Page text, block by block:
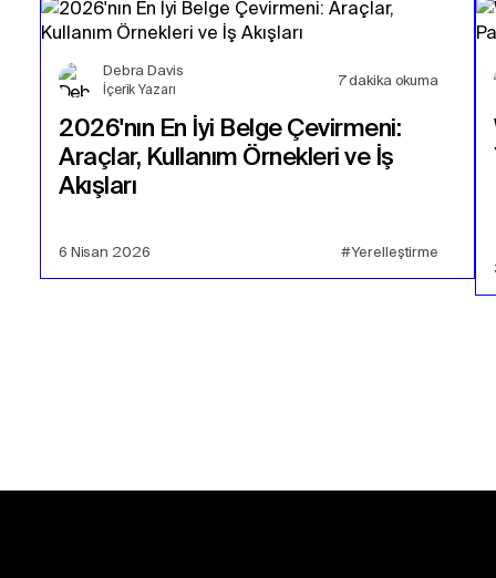
Debra Davis
İçerik Yazarı
7 dakika okuma
2026'nın En İyi Belge Çevirmeni:
Araçlar, Kullanım Örnekleri ve İş
Akışları
6 Nisan 2026 #Yerelleştirme